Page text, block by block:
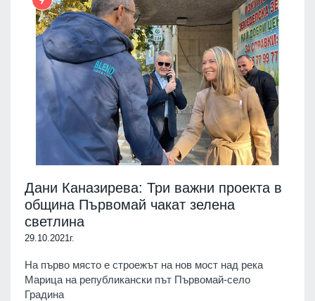
Дани Каназирева: Три важни проекта в
община Първомай чакат зелена
светлина
29.10.2021г.
На първо място е строежът на нов мост над река
Марица на републикански път Първомай-село
Градина